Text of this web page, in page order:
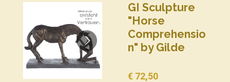
GI Sculpture
"Horse
Comprehensio
n" by Gilde
€ 72,50